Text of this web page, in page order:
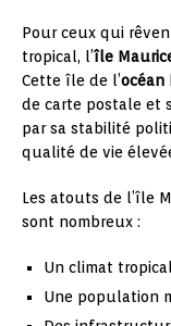
Pour ceux qui
tropical, l’île
Cette île de l’océan
de carte postale et
par sa stabilité
qualité de vie
Les atouts de l’île
sont nombreux :
Un climat
Une population